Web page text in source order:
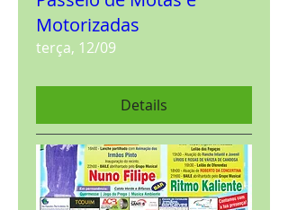
Motorizadas
terça, 12/09
Details